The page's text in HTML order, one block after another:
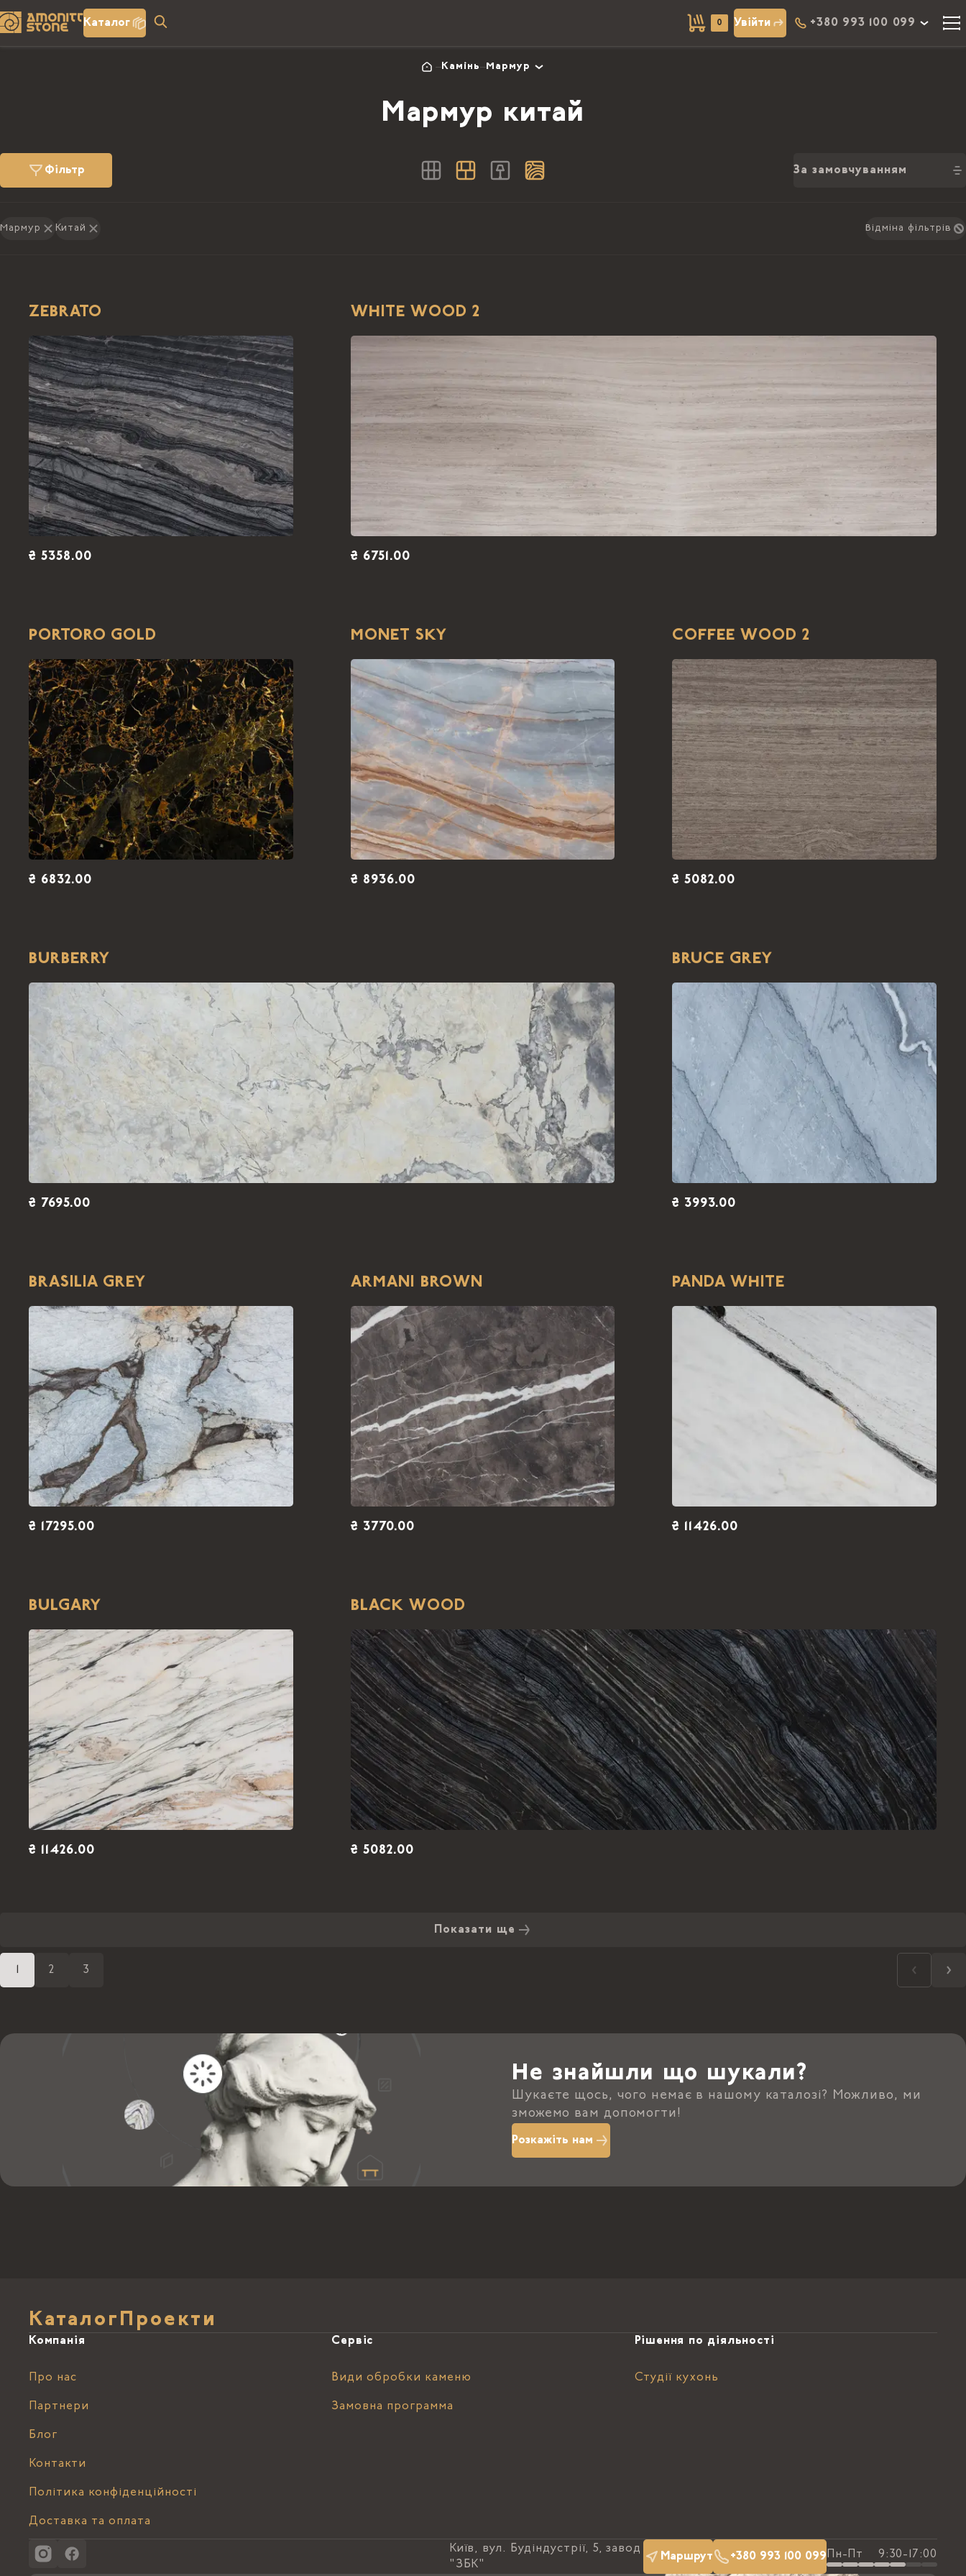
Каталог 0 Увійти +380 993 100 099
Камінь Мармур
Мармур китай
Фільтр За замовчуванням
Мармур Китай Відміна фільтрів
ZEBRATO
₴ 5358.00
WHITE WOOD 2
₴ 6751.00
PORTORO GOLD
₴ 6832.00
MONET SKY
₴ 8936.00
COFFEE WOOD 2
₴ 5082.00
BURBERRY
₴ 7695.00
BRUCE GREY
₴ 3993.00
BRASILIA GREY
₴ 17295.00
ARMANI BROWN
₴ 3770.00
PANDA WHITE
₴ 11426.00
BULGARY
₴ 11426.00
BLACK WOOD
₴ 5082.00
Показати ще
2 3
Не знайшли що шукали?
Шукаєте щось, чого немає в нашому каталозі? Можливо, ми
зможемо вам допомогти!
Розкажіть нам
Каталог Проекти
Компанія
Про нас
Партнери
Блог
Контакти
Політика конфіденційності
Доставка та оплата
Сервіс
Види обробки каменю
Замовна программа
Рішення по діяльності
Студії кухонь
Київ, вул. Будіндустрії, 5, завод
"ЗБК"
Маршрут +380 993 100 099 Пн-Пт 9:30-17:00